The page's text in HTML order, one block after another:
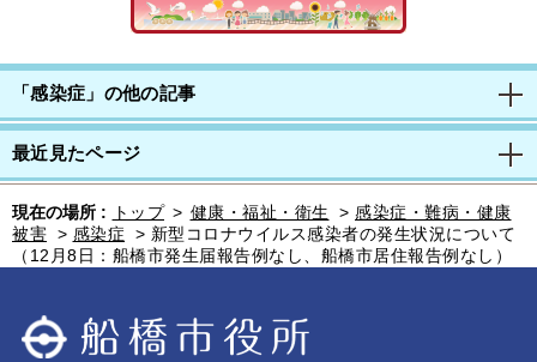
「感染症」の他の記事
最近見たページ
現在の場所 : トップ > 健康・福祉・衛生 > 感染症・難病・健康
被害 > 感染症 > 新型コロナウイルス感染者の発生状況について
（12月8日：船橋市発生届報告例なし、船橋市居住報告例なし）